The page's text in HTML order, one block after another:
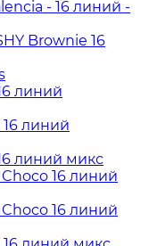
- 16 линий -
Brownie 16
линий
линий
линий микс
16 линий
16 линий